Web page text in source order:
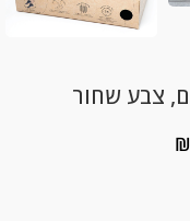
₪